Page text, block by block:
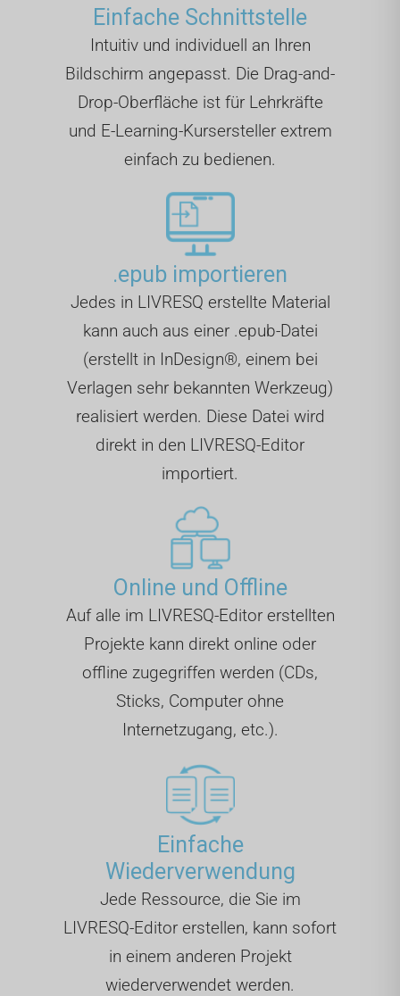
Einfache Schnittstelle
Intuitiv und individuell an Ihren
Bildschirm angepasst. Die Drag-and-
Drop-Oberfläche ist für Lehrkräfte
und E-Learning-Kursersteller extrem
einfach zu bedienen.
.epub importieren
Jedes in LIVRESQ erstellte Material
kann auch aus einer .epub-Datei
(erstellt in InDesign®, einem bei
Verlagen sehr bekannten Werkzeug)
realisiert werden. Diese Datei wird
direkt in den LIVRESQ-Editor
importiert.
Online und Offline
Auf alle im LIVRESQ-Editor erstellten
Projekte kann direkt online oder
offline zugegriffen werden (CDs,
Sticks, Computer ohne
Internetzugang, etc.).
Einfache
Wiederverwendung
Jede Ressource, die Sie im
LIVRESQ-Editor erstellen, kann sofort
in einem anderen Projekt
wiederverwendet werden.